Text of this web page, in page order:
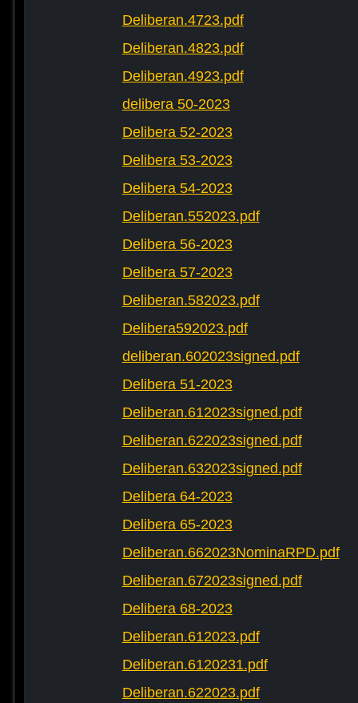
Deliberan.4723.pdf
Deliberan.4823.pdf
Deliberan.4923.pdf
delibera 50-2023
Delibera 52-2023
Delibera 53-2023
Delibera 54-2023
Deliberan.552023.pdf
Delibera 56-2023
Delibera 57-2023
Deliberan.582023.pdf
Delibera592023.pdf
deliberan.602023signed.pdf
Delibera 51-2023
Deliberan.612023signed.pdf
Deliberan.622023signed.pdf
Deliberan.632023signed.pdf
Delibera 64-2023
Delibera 65-2023
Deliberan.662023NominaRPD.pdf
Deliberan.672023signed.pdf
Delibera 68-2023
Deliberan.612023.pdf
Deliberan.6120231.pdf
Deliberan.622023.pdf